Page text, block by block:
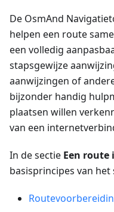
De OsmAnd
helpen een route
een volledig
stapsgewijze
aanwijzingen of
bijzonder handig
plaatsen willen
van een
In de sectie Een route
basisprincipes van